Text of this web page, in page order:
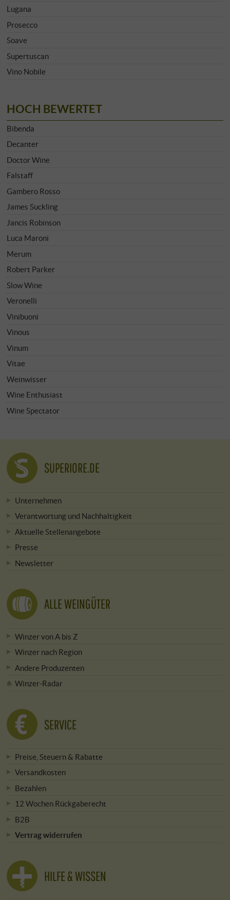
Lugana
Prosecco
Soave
Supertuscan
Vino Nobile
HOCH BEWERTET
Bibenda
Decanter
Doctor Wine
Falstaff
Gambero Rosso
James Suckling
Jancis Robinson
Luca Maroni
Merum
Robert Parker
Slow Wine
Veronelli
Vinibuoni
Vinous
Vinum
Vitae
Weinwisser
Wine Enthusiast
Wine Spectator
SUPERIORE.DE
Unternehmen
Verantwortung und Nachhaltigkeit
Aktuelle Stellenangebote
Presse
Newsletter
ALLE WEINGÜTER
Winzer von A bis Z
Winzer nach Region
Andere Produzenten
Winzer-Radar
SERVICE
Preise, Steuern & Rabatte
Versandkosten
Bezahlen
12 Wochen Rückgaberecht
B2B
Vertrag widerrufen
HILFE & WISSEN